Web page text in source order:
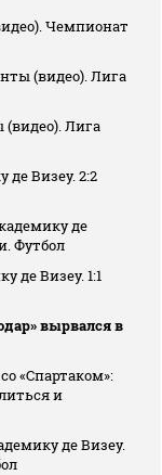
Чемпионат
(видео). Лига
Лига
де Визеу. 2:2
де
Футбол
де Визеу. 1:1
вырвался в
«Спартаком»:
и
де Визеу.